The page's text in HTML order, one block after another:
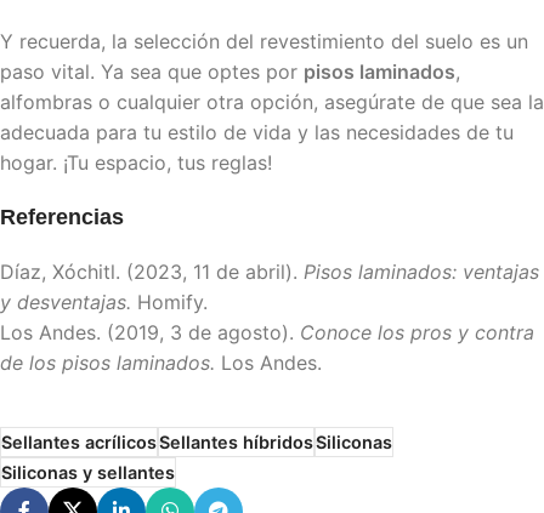
Y recuerda, la selección del revestimiento del suelo es un
paso vital. Ya sea que optes por pisos laminados,
alfombras o cualquier otra opción, asegúrate de que sea la
adecuada para tu estilo de vida y las necesidades de tu
hogar. ¡Tu espacio, tus reglas!
Referencias
Díaz, Xóchitl. (2023, 11 de abril). Pisos laminados: ventajas
y desventajas. Homify.
Los Andes. (2019, 3 de agosto). Conoce los pros y contra
de los pisos laminados. Los Andes.
Sellantes acrílicosSellantes híbridosSiliconas
Siliconas y sellantes